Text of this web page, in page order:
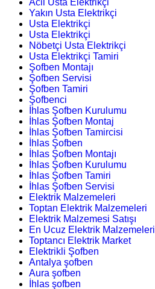
Yakın Usta Elektrikçi
Usta Elektrikçi
Usta Elektrikçi
Nöbetçi Usta Elektrikçi
Usta Elektrikçi Tamiri
Şofben Montajı
Şofben Servisi
Şofben Tamiri
Şofbenci
İhlas Şofben Kurulumu
İhlas Şofben Montaj
İhlas Şofben Tamircisi
İhlas Şofben
İhlas Şofben Montajı
İhlas Şofben Kurulumu
İhlas Şofben Tamiri
İhlas Şofben Servisi
Elektrik Malzemeleri
Toptan Elektrik Malzemeleri
Elektrik Malzemesi Satışı
En Ucuz Elektrik Malzemeleri
Toptancı Elektrik Market
Elektrikli Şofben
Antalya şofben
Aura şofben
İhlas şofben